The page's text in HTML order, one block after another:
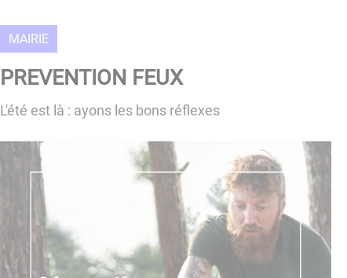
MAIRIE
PREVENTION FEUX
L'été est là : ayons les bons réflexes